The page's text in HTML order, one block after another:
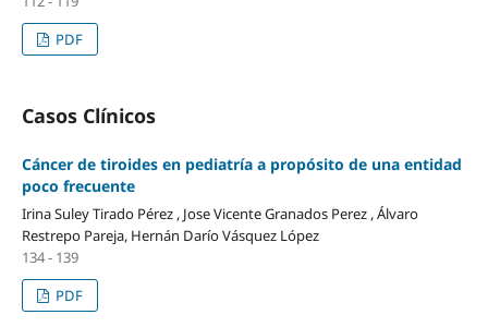
PDF
Casos Clínicos
Cáncer de tiroides en pediatría a propósito de una entidad
poco frecuente
Irina Suley Tirado Pérez , Jose Vicente Granados Perez , Álvaro
Restrepo Pareja, Hernán Darío Vásquez López
134 - 139
PDF